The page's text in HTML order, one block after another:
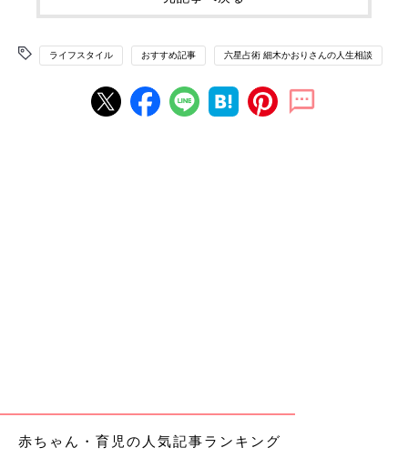
ライフスタイル おすすめ記事 六星占術 細木かおりさんの人生相談
赤ちゃん・育児の人気記事ランキング